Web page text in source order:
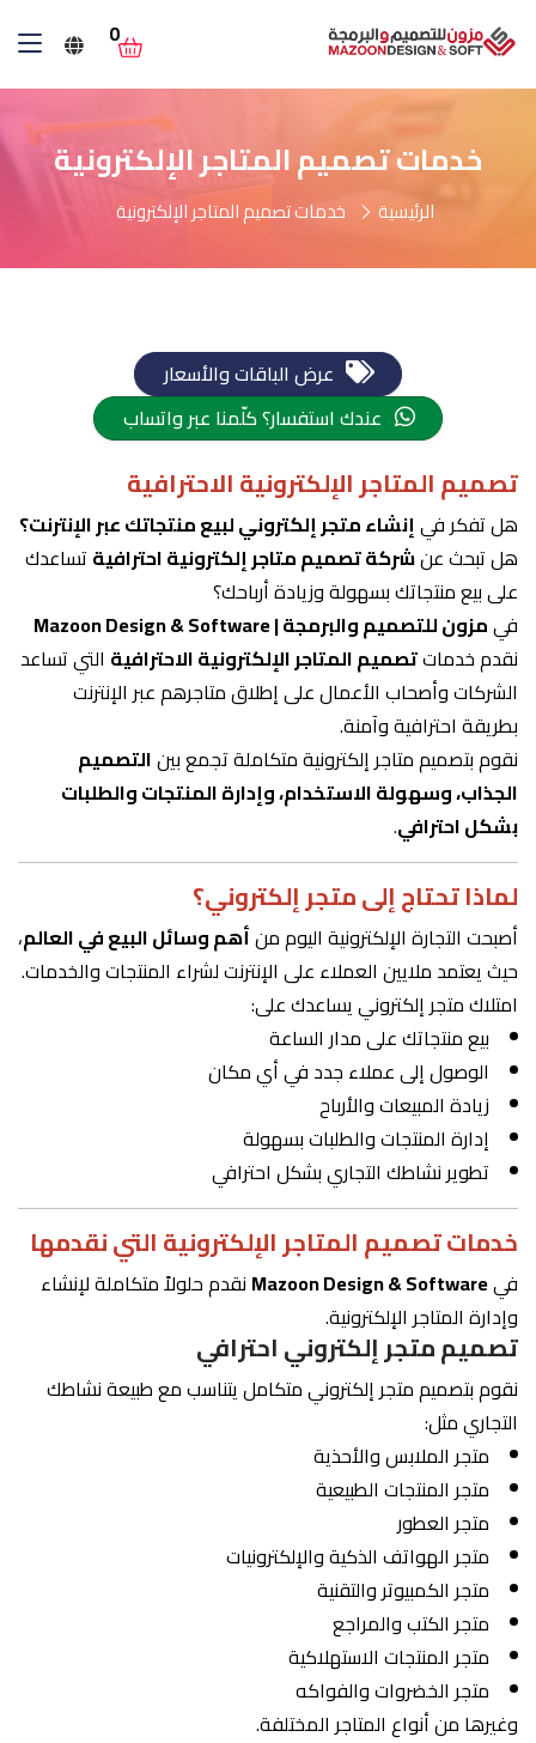
0
خدمات تصميم المتاجر الإلكترونية
الرئيسية خدمات تصميم المتاجر الإلكترونية
عرض الباقات والأسعار
عندك استفسار؟ كلّمنا عبر واتساب
تصميم المتاجر الإلكترونية الاحترافية
هل تفكر فيإنشاء متجر إلكتروني لبيع منتجاتك عبر الإنترنت؟
هل تبحث عنشركة تصميم متاجر إلكترونية احترافية تساعدك
على بيع منتجاتك بسهولة وزيادة أرباحك؟
فيمزون للتصميم والبرمجة | Mazoon Design & Software
نقدم خدماتتصميم المتاجر الإلكترونية الاحترافية التي تساعد
الشركات وأصحاب الأعمال على إطلاق متاجرهم عبر الإنترنت
بطريقة احترافية وآمنة.
نقوم بتصميم متاجر إلكترونية متكاملة تجمع بينالتصميم
الجذاب، وسهولة الاستخدام، وإدارة المنتجات والطلبات
بشكل احترافي.
لماذا تحتاج إلى متجر إلكتروني؟
أصبحت التجارة الإلكترونية اليوم منأهم وسائل البيع في العالم،
حيث يعتمد ملايين العملاء على الإنترنت لشراء المنتجات والخدمات.
امتلاك متجر إلكتروني يساعدك على:
بيع منتجاتك على مدار الساعة
الوصول إلى عملاء جدد في أي مكان
زيادة المبيعات والأرباح
إدارة المنتجات والطلبات بسهولة
تطوير نشاطك التجاري بشكل احترافي
خدمات تصميم المتاجر الإلكترونية التي نقدمها
فيMazoon Design & Software نقدم حلولاً متكاملة لإنشاء
وإدارة المتاجر الإلكترونية.
تصميم متجر إلكتروني احترافي
نقوم بتصميم متجر إلكتروني متكامل يتناسب مع طبيعة نشاطك
التجاري مثل:
متجر الملابس والأحذية
متجر المنتجات الطبيعية
متجر العطور
متجر الهواتف الذكية والإلكترونيات
متجر الكمبيوتر والتقنية
متجر الكتب والمراجع
متجر المنتجات الاستهلاكية
متجر الخضروات والفواكه
وغيرها من أنواع المتاجر المختلفة.